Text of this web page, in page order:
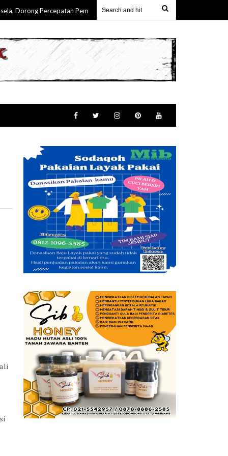
Percepatan Pembangunan & Keterlibatan Nyata Masyarakat Maluku